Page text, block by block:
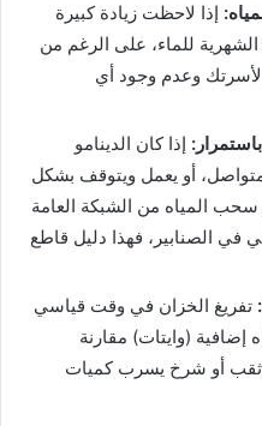
إذا لاحظت زيادة كبيرة
للماء، على الرغم من
لأسرتك وعدم وجود أي
إذا كان الدينامو
أو يعمل ويتوقف بشكل
سحب المياه من الشبكة العامة
في الصنابير، فهذا دليل قاطع
تفريغ الخزان في وقت قياسي
(وايتات) مقارنة
ثقب أو شرخ يسرب كميات